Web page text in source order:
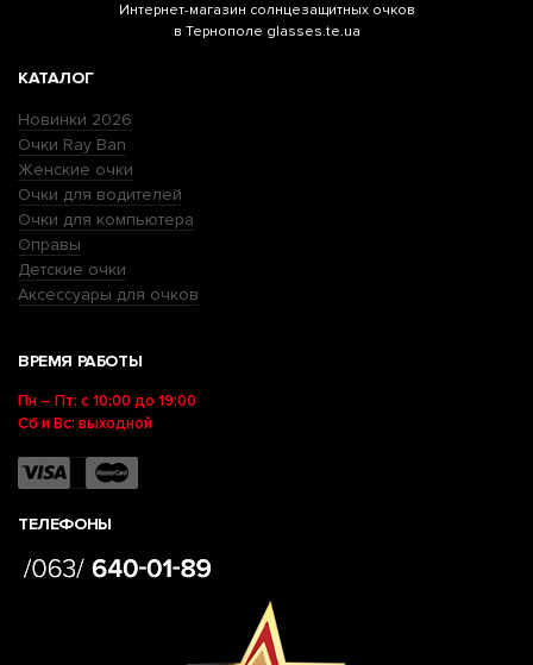
Интернет-магазин солнцезащитных очков
в Тернополе glasses.te.ua
КАТАЛОГ
Новинки 2026
Очки Ray Ban
Женские очки
Очки для водителей
Очки для компьютера
Оправы
Детские очки
Аксессуары для очков
ВРЕМЯ РАБОТЫ
Пн – Пт: с 10:00 до 19:00
Сб и Вс: выходной
ТЕЛЕФОНЫ